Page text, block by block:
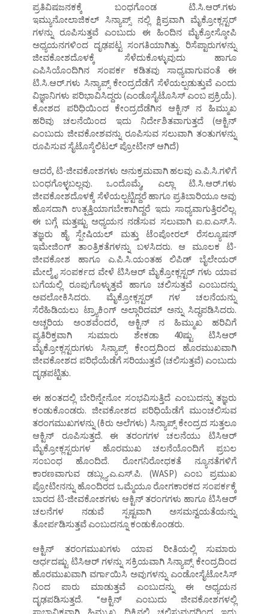
ಪ್ರತಿವಿಷಜನಕಕ್ಕೆ ಬಂಧಗೊಂಡ ಟಿ.ಸಿ.ಆರ್.ಗಳು
ಇಮ್ಯುನೋಲಾಜಿಕಲ್ ಸಿನ್ಯಾಪ್ಸ್ ನಲ್ಲಿ ಕ್ಷಿಪ್ರವಾಗಿ ಮೈಕ್ರೋಕ್ಲಸ್ಟರ್
ಗಳನ್ನು ರೂಪಿಸುತ್ತವೆ ಎಂಬುದು ಈ ಹಿಂದಿನ ಮೈಕ್ರೋಸ್ಕೋಪಿ
ಅಧ್ಯಯನಗಳಿಂದ ದೃಢಪಟ್ಟ ಸಂಗತಿಯಾಗಿತ್ತು. ರಿಸೆಪ್ಟಾರುಗಳನ್ನು
ಜೀವಕೋಶದೊಳಕ್ಕೆ ಸೆಳೆದುಕೊಳ್ಳುವುದು ಹಾಗೂ
ಎಪಿಸಿಯೊಂದಿಗಿನ ಸಂಪರ್ಕ ಕಡಿತವು ಸಾಧ್ಯವಾಗುವಂತೆ ಈ
ಟಿ.ಸಿ.ಆರ್.ಗಳು ಸಿನ್ಯಾಪ್ಸ್ ಕೇಂದ್ರದೆಡೆಗೆ ಸೆಳೆಯಲ್ಪಡುತ್ತುವೆ ಎಂದು
ವಿಜ್ಞಾನಿಗಳು ಪರಿಭಾವಿಸಿದ್ದರು (ಎಂಡೊಸೈಟೊಸಿಸ್ ಎಂಬ ಪ್ರಕ್ರಿಯೆ).
ಕೋಶದ ಪರಿಧಿಯಿಂದ ಕೇಂದ್ರದೆಡೆಗಿನ ಆಕ್ಟಿನ್ ನ ಹಿಮ್ಮುಖ
ಹರಿವು ಚಲನೆಯಿಂದ ಇದು ನಿರ್ದೇಶಿತವಾಗುತ್ತದೆ (ಆಕ್ಟಿನ್
ಎಂಬುದು ಜೀವಕೋಶವನ್ನು ರೂಪಿಸುವ ಸಲುವಾಗಿ ತಂತುಗಳನ್ನು
ರೂಪಿಸುವ ಸೈಟೊಸ್ಕೆಲಿಟಲ್ ಪ್ರೋಟೀನ್ ಆಗಿದೆ)
ಆದರೆ, ಟಿ-ಜೀವಕೋಶಗಳು ಅನುಕ್ರಮವಾಗಿ ಹಲವು ಎ.ಪಿ.ಸಿ.ಗಳಿಗೆ
ಬಂಧಗೊಳ್ಳಬಲ್ಲವು. ಒಂದೊಮ್ಮೆ, ಎಲ್ಲಾ ಟಿ.ಸಿ.ಆರ್.ಗಳು
ಜೀವಕೋಶದೊಳಕ್ಕೆ ಸೆಳೆಯಲ್ಪಟ್ಟಿದ್ದರೆ ಹಾಗೂ ಪ್ರತಿಬಾರಿಯೂ ಅವು
ಹೊಸದಾಗಿ ಉತ್ಪತ್ತಿಯಾಗಬೇಕಾಗಿದ್ದರೆ ಇದು ಸಾಧ್ಯವಾಗುತ್ತಿರಲಿಲ್ಲ.
ಈ ಬಗ್ಗೆ ಮತ್ತಷ್ಟು ಅಧ್ಯಯನ ನಡೆಸುವ ಸಲುವಾಗಿ ಐ.ಐ.ಎಸ್.ಸಿ.
ತಜ್ಞರು ಹೈ ಸ್ಪೇಷಿಯಲ್ ಮತ್ತು ಟೆಂಪೋರಲ್ ರೆಸಲ್ಯೂಷನ್
ಇಮೇಜಿಂಗ್ ತಾಂತ್ರಿಕತೆಗಳನ್ನು ಬಳಸಿದರು. ಆ ಮೂಲಕ ಟಿ-
ಜೀವಕೋಶ ಹಾಗೂ ಎ.ಪಿ.ಸಿ.ಯಂತಹ ಲಿಪಿಡ್ ಬೈಲೇಯರ್
ಮೇಲ್ಮೈ ಸಂಪರ್ಕದ ವೇಳೆ ಟಿಸಿಆರ್ ಮೈಕ್ರೋಕ್ಲಸ್ಟರ್ ಗಳು ಯಾವ
ಬಗೆಯಲ್ಲಿ ರೂಪುಗೊಳ್ಳುತ್ತವೆ ಹಾಗೂ ಚಲಿಸುತ್ತವೆ ಎಂಬುದನ್ನು
ಅವಲೋಕಿಸಿದರು. ಮೈಕ್ರೋಕ್ಲಸ್ಟರ್ ಗಳ ಚಲನೆಯನ್ನು
ಸೆರೆಹಿಡಿಯಲು ಟ್ರ್ಯಾಕಿಂಗ್ ಅಲ್ಗಾರಿದಮ್ ಅನ್ನು ಸಿದ್ಧಪಡಿಸಿದರು.
ಅಚ್ಚರಿಯ ಅಂಶವೆಂದರೆ, ಆಕ್ಟಿನ್ ನ ಹಿಮ್ಮುಖ ಹರಿವಿಗೆ
ವ್ಯತಿರಿಕ್ತವಾಗಿ ಸುಮಾರು ಶೇಕಡಾ 40ಷ್ಟು ಟಿಸಿಆರ್
ಮೈಕ್ರೋಕ್ಲಸ್ಟರುಗಳು ಸಿನ್ಯಾಪ್ಸ್ ಕೇಂದ್ರದಿಂದ ಹೊರಮುಖವಾಗಿ
ಜೀವಕೋಶದ ಪರಿಧೆಯೆಡೆಗೆ ಸರಿಯುತ್ತವೆ (ಚಲಿಸುತ್ತವೆ) ಎಂಬುದು
ದೃಢಪಟ್ಟಿತು.
ಈ ಹಂತದಲ್ಲಿ ಬೇರಿನ್ನೇನೋ ಸಂಭವಿಸುತ್ತಿದೆ ಎಂಬುದನ್ನು ತಜ್ಞರು
ಕಂಡುಕೊಂಡರು. ಜೀವಕೋಶದ ಪರಿಧಿಯೆಡೆಗೆ ಮುಂಚಲಿಸುವ
ತರಂಗಮುಖಗಳನ್ನು (ಕಿರು ಅಲೆಗಳು) ಸಿನ್ಯಾಪ್ಸ್ ಕೇಂದ್ರದ ಸುತ್ತಲೂ
ಆಕ್ಟಿನ್ ರೂಪಿಸುತ್ತದೆ. ಈ ತರಂಗಗಳ ಚಲನೆಯು ಟಿಸಿಆರ್
ಮೈಕ್ರೋಕ್ಲಸ್ಟರುಗಳ ಹೊರಮುಖ ಚಲನೆಯೊಂದಿಗೆ ಪ್ರಬಲ
ಸಂಬಂಧ ಹೊಂದಿದೆ. ರೋಗನಿರೋಧಕತೆ ನ್ಯೂನತೆಗಳಿಗೆ
ಕಾರಣವಾಗುವ ಡಬ್ಲ್ಯು.ಎ.ಎಸ್.ಪಿ. (WASP) ಎಂಬ ಪ್ರಮುಖ
ಪ್ರೋಟೀನನ್ನು ಹೊಂದಿರದ ಒಮ್ಮೆಯೂ ರೋಗಕಾರಕದ ಸಂಪರ್ಕಕ್ಕೆ
ಬಾರದ ಟಿ-ಜೀವಕೋಶಗಳು ಆಕ್ಟಿನ್ ತರಂಗಗಳು ಹಾಗೂ ಟಿಸಿಆರ್
ಚಲನೆಗಳ ನಡುವೆ ಸ್ಪಷ್ಟವಾಗಿ ಅಸಮನ್ವಯತೆಯನ್ನು
ತೋರ್ಪಡಿಸುತ್ತವೆ ಎಂಬುದನ್ನೂ ಕಂಡುಕೊಂಡರು.
ಆಕ್ಟಿನ್ ತರಂಗಮುಖಗಳು ಯಾವ ರೀತಿಯಲ್ಲಿ ಸುಮಾರು
ಅರ್ಧದಷ್ಟು ಟಿಸಿಆರ್ ಗಳನ್ನು ಸಕ್ರಿಯವಾಗಿ ಸಿನ್ಯಾಪ್ಸ್ ಕೇಂದ್ರದಿಂದ
ಹೊರಮುಖವಾಗಿ ವರ್ಗಾಯಿಸಿ ಅವುಗಳನ್ನು ಎಂಡೋಸೈಟೋಸಿಸ್
ನಿಂದ ಪಾರು ಮಾಡುತ್ತವೆ ಎಂಬುದನ್ನು ಈ ಅಧ್ಯಯನ
ದೃಢಪಡಿಸುತ್ತದೆ. “ಆಕ್ಟಿನ್ ಎಂಬುದು ಜೀವಕೋಶಗಳಲ್ಲಿ
ಸ್ವಾಭಾವಿಕವಾಗಿ ಹಿಮ್ಮುಖ ದಿಕ್ಕಿನಲ್ಲಿ ಚಲಿಸುವುದರಿಂದ ಇದು